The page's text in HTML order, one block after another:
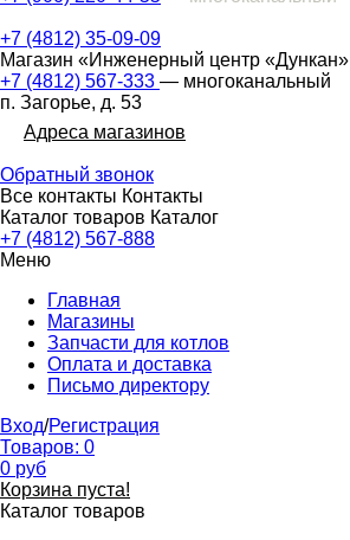
+7 (4812) 35-09-09
Магазин «Инженерный центр «Дункан»
+7 (4812) 567-333 — многоканальный
п. Загорье, д. 53
Адреса магазинов
Обратный звонок
Все контакты Контакты
Каталог товаров Каталог
+7 (4812) 567-888
Меню
Главная
Магазины
Запчасти для котлов
Оплата и доставка
Письмо директору
Вход/Регистрация
Товаров: 0
0 руб
Корзина пуста!
Каталог товаров